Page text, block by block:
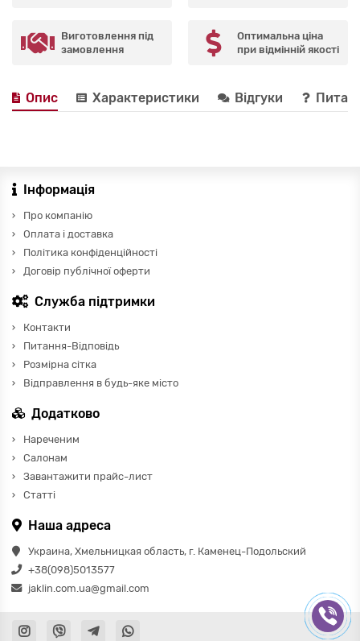
Виготовлення під
замовлення
Оптимальна ціна
при відмінній якості
Опис Характеристики Відгуки
Інформація
Про компанію
Оплата і доставка
Політика конфіденційності
Договір публічної оферти
Служба підтримки
Контакти
Питання-Відповідь
Розмірна сітка
Відправлення в будь-яке місто
Додатково
Нареченим
Салонам
Завантажити прайс-лист
Статті
Наша адреса
Украина, Хмельницкая область, г. Каменец-Подольский
+38(098)5013577
jaklin.com.ua@gmail.com